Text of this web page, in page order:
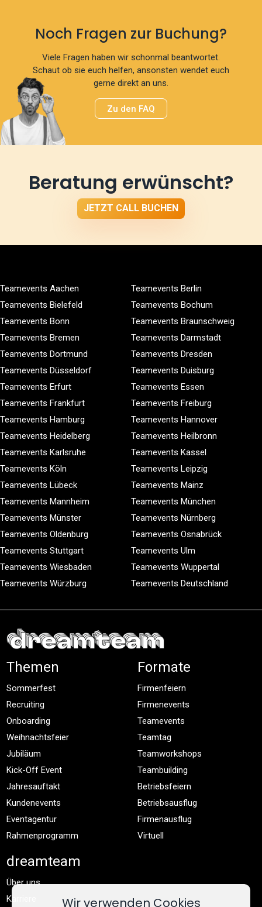
Noch Fragen zur Buchung?
Viele Fragen haben wir schonmal beantwortet.
Schaut ob sie euch helfen, ansonsten wendet euch
gerne direkt an uns.
Zu den FAQ
Beratung erwünscht?
JETZT CALL BUCHEN
Teamevents Aachen
Teamevents Berlin
Teamevents Bielefeld
Teamevents Bochum
Teamevents Bonn
Teamevents Braunschweig
Teamevents Bremen
Teamevents Darmstadt
Teamevents Dortmund
Teamevents Dresden
Teamevents Düsseldorf
Teamevents Duisburg
Teamevents Erfurt
Teamevents Essen
Teamevents Frankfurt
Teamevents Freiburg
Teamevents Hamburg
Teamevents Hannover
Teamevents Heidelberg
Teamevents Heilbronn
Teamevents Karlsruhe
Teamevents Kassel
Teamevents Köln
Teamevents Leipzig
Teamevents Lübeck
Teamevents Mainz
Teamevents Mannheim
Teamevents München
Teamevents Münster
Teamevents Nürnberg
Teamevents Oldenburg
Teamevents Osnabrück
Teamevents Stuttgart
Teamevents Ulm
Teamevents Wiesbaden
Teamevents Wuppertal
Teamevents Würzburg
Teamevents Deutschland
Themen
Sommerfest
Recruiting
Onboarding
Weihnachtsfeier
Jubiläum
Kick-Off Event
Jahresauftakt
Kundenevents
Eventagentur
Rahmenprogramm
Formate
Firmenfeiern
Firmenevents
Teamevents
Teamtag
Teamworkshops
Teambuilding
Betriebsfeiern
Betriebsausflug
Firmenausflug
Virtuell
dreamteam
Über uns
Karriere
Wir verwenden Cookies